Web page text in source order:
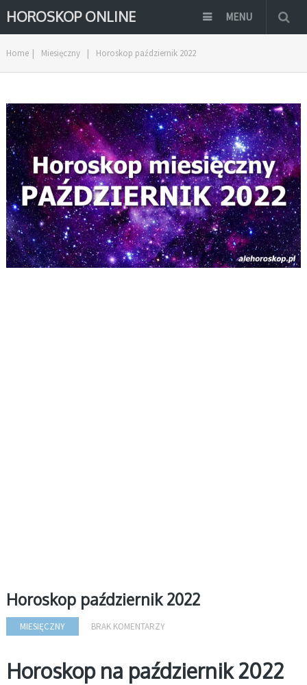
HOROSKOP ONLINE MENU
Home | Miesięczny | Horoskop październik 2022
Horoskop październik 2022
MIESIĘCZNY BRAK KOMENTARZY
Horoskop na październik 2022